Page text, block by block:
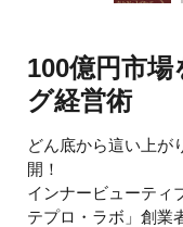
100億円市
グ経営術
どん底から這い上が
開！
インナービューティ
テプロ・ラボ」創業